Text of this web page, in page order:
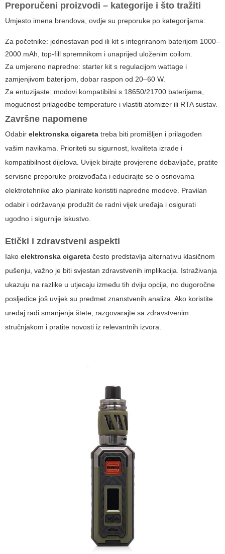
Preporučeni proizvodi – kategorije i što tražiti
Umjesto imena brendova, ovdje su preporuke po kategorijama:
Za početnike: jednostavan pod ili kit s integriranom baterijom 1000–
2000 mAh, top-fill spremnikom i unaprijed uloženim coilom.
Za umjereno napredne: starter kit s regulacijom wattage i
zamjenjivom baterijom, dobar raspon od 20–60 W.
Za entuzijaste: modovi kompatibilni s 18650/21700 baterijama,
mogućnost prilagodbe temperature i vlastiti atomizer ili RTA sustav.
Završne napomene
Odabir elektronska cigareta treba biti promišljen i prilagođen
vašim navikama. Prioriteti su sigurnost, kvaliteta izrade i
kompatibilnost dijelova. Uvijek birajte provjerene dobavljače, pratite
servisne preporuke proizvođača i educirajte se o osnovama
elektrotehnike ako planirate koristiti napredne modove. Pravilan
odabir i održavanje produžit će radni vijek uređaja i osigurati
ugodno i sigurnije iskustvo.
Etički i zdravstveni aspekti
Iako elektronska cigareta često predstavlja alternativu klasičnom
pušenju, važno je biti svjestan zdravstvenih implikacija. Istraživanja
ukazuju na razlike u utjecaju između tih dviju opcija, no dugoročne
posljedice još uvijek su predmet znanstvenih analiza. Ako koristite
uređaj radi smanjenja štete, razgovarajte sa zdravstvenim
stručnjakom i pratite novosti iz relevantnih izvora.